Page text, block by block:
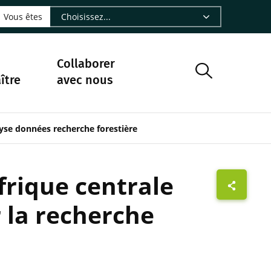
- CIRAD
Facebook - CIRAD
sur Instagram - CIRAD
sur Youtube - CIRAD
suivre sur Bluesky - CIRAD
Nourrir le vivant, le podcast du Cirad - CIRAD
Nous contacter par courriel - CIRAD
la page Flux RSS - CIRAD
Vous êtes
Collaborer
avec nous
données recherche forestière
centrale
la recherche